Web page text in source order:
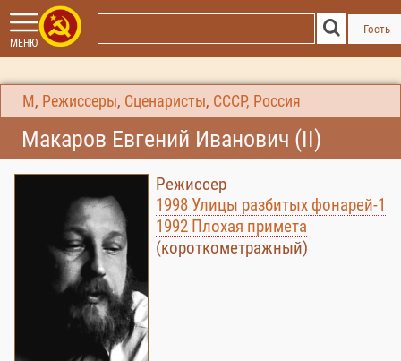
МЕНЮ
Гость
М , Режиссеры, Сценаристы, СССР, Россия
Макаров Евгений Иванович (II)
Режиссер
1998 Улицы разбитых фонарей-1
1992 Плохая примета
(короткометражный)